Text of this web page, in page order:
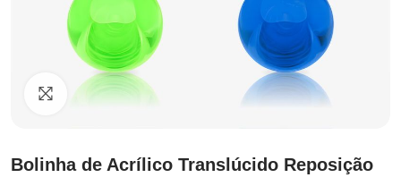
Clique para ampliar
Bolinha de Acrílico Translúcido Reposição